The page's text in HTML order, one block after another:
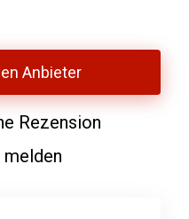
Anbieter
Rezension